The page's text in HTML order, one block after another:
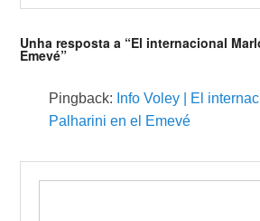
Unha resposta a “El internacional
Emevé”
Pingback: Info Voley | El
Palharini en el Emevé